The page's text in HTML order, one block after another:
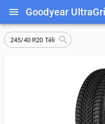
245/40 R20 Téli